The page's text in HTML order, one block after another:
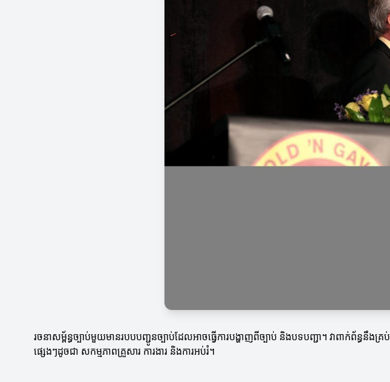
រចនាសម្ព័ន្ធច្បាប់មួយមានរបបបញ្ជូនច្បាប់ដែលអាចធ្វើការបង្ហាញពីច្បាប់ និងបទបញ្ជា។ វាពាក់ព័ន្ធនឹ
ផ្សេងៗដូចជា សកម្មភាពគ្រួសារ ការងារ និងការអប់រំ។